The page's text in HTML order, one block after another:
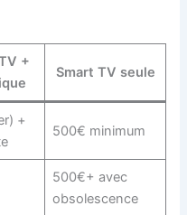
+
Smart TV seule
+
500€ minimum
500€+ avec
obsolescence